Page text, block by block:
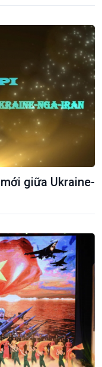
nghiệp & Biển đảo
nghiệp & Biển
Việt Nam
giữa Ukraine-